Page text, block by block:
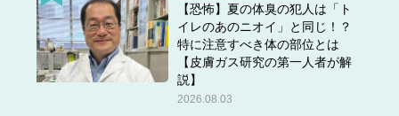
【恐怖】夏の体臭の犯人は「ト
イレのあのニオイ」と同じ！？
特に注意すべき体の部位とは
【皮膚ガス研究の第一人者が解
説】
2026.08.03